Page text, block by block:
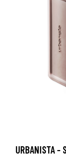
URBANISTA -